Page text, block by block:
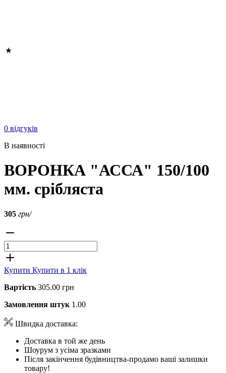
0 відгуків
В наявності
ВОРОНКА "АССА" 150/100
мм. срібляста
305 грн/
Купити Купити в 1 клік
Вартість 305.00 грн
Замовлення штук 1.00
Швидка доставка:
Доставка в той же день
Шоурум з усіма зразками
Після закінчення будівництва-продамо ваші залишки
товару!